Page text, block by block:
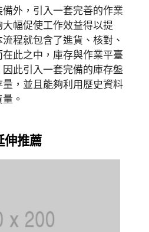
外，引入一套完善的作業
幅促使工作效益得以提
程就包含了進貨、核對、
此之中，庫存與作業平臺
此引入一套完備的庫存盤
，並且能夠利用歷史資料
。
伸推薦